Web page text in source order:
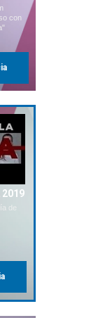
con
2019
de